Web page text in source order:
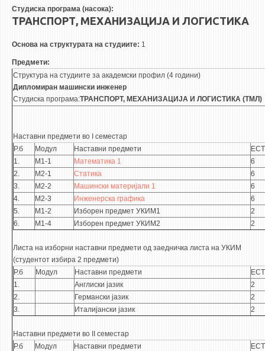
3DFindIT
WATERBRIDGING
CIRASIM
ENERGET
AIR QUALITY MODELLING
АКТИ
ИНФОРМАЦИИ ОД ЈАВЕН КАРАКТЕР
АНКЕТИ И САМОЕВАЛУАЦИИ
ЗАВРШНИ СМЕТКИ
ТЕЛЕФОНСКИ ИМЕНИК
ALUMNI MFS
ИЗВЕСТУВАЊА
НАСТАВЕН КАДАР
РЕДОВНИ ПРОФ.
ДОЦЕНТИ
Студиска програма (насока):
ТРАНСПОРТ, МЕХАНИЗАЦИЈА И ЛОГИСТИКА
Основа на структурата на студиите: 1
Предмети:
Структура на студиите за академски профил (4 години)
Дипломиран машински инженер
Студиска програма:ТРАНСПОРТ, МЕХАНИЗАЦИЈА И ЛОГИСТИКА (ТМЛ)
Наставни предмети во I семестар
Р.б
Модул Наставни предмети
1.
М1-1 Математика 1
6
2.
М2-1 Статика
6
3.
М2-2 Машински материјали 1
6
4.
М2-3 Инженерска графика
6
5.
М1-2 Изборен предмет УКИМ1
2
6.
М1-4 Изборен предмет УКИМ2 2
Листа на изборни наставни предмети од заедничка листа на УКИМ
(студентот избира 2 предмети)
Р.б
Модул Наставни предмети
1.
Англиски јазик
2
2.
Германски јазик
2
3.
Италијански јазик 2
Наставни предмети во II семестар
Р.б
Модул Наставни предмети